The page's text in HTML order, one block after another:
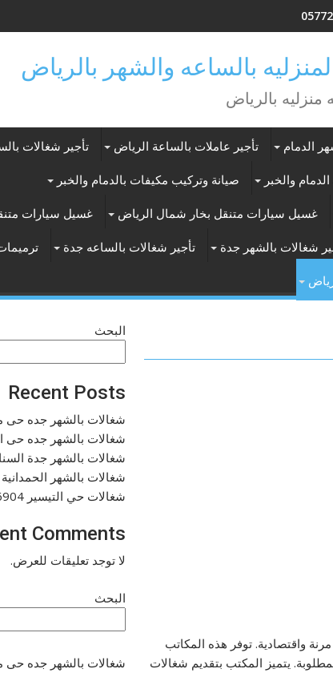
منزليه بالرياض
الدمام تأجير عاملات بالساعة الرياض تأجير شغالات
والخبر صيانة وتركيب مكيفات بالدمام والخبر
غسيل سيارات متنقل بخار شمال الرياض غسيل سيارات
شغالات بالشهر جدة تأجير شغالات بالساعه جدة
واقتصادية. توفر هذه المكاتب
يتميز المكتب بتقديم شغالات
البحث
Recent Posts
شغالات بالشهر جده حى مشرفة
شغالات بالشهر جده حى الفيحاء
شغالات بالشهر جدة السنابل
شغالات بالشهر الحمدانية 0571400979
شغالات حي التيسير 0562346904
Comments
لا توجد تعليقات للعرض.
البحث
شغالات بالشهر جده حى مشرفة